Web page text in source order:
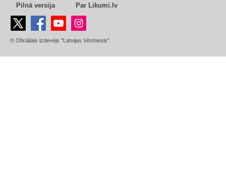
Pilnā versija
Par Likumi.lv
© Oficiālais izdevējs "Latvijas Vēstnesis"